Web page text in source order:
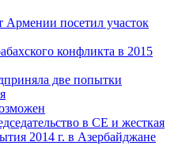
посетил участок
конфликта в 2015
две попытки
в СЕ и жесткая
2014 г. в Азербайджане